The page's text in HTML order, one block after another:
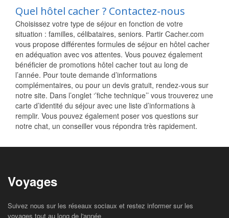
Quel hôtel cacher ? Contactez-nous
Choisissez votre type de séjour en fonction de votre
situation : familles, célibataires, seniors. Partir Cacher.com
vous propose différentes formules de séjour en hôtel cacher
en adéquation avec vos attentes. Vous pouvez également
bénéficier de promotions hôtel cacher tout au long de
l’année. Pour toute demande d’informations
complémentaires, ou pour un devis gratuit, rendez-vous sur
notre site. Dans l’onglet ‘’fiche technique’’ vous trouverez une
carte d’identité du séjour avec une liste d’informations à
remplir. Vous pouvez également poser vos questions sur
notre chat, un conseiller vous répondra très rapidement.
Voyages
Suivez nous sur les réseaux sociaux et restez informer sur les
voyages tout au long de l'année